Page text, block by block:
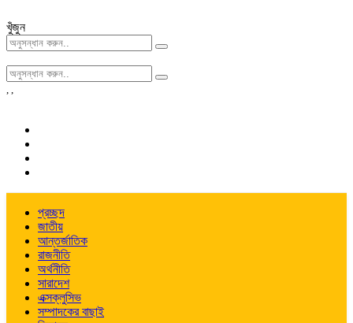
খুঁজুন
, ,
প্রচ্ছদ
জাতীয়
আন্তর্জাতিক
রাজনীতি
অর্থনীতি
সারাদেশ
এক্সক্লুসিভ
সম্পাদকের বাছাই